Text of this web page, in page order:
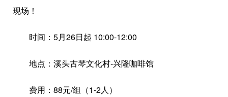
现场！
时间：5月26日起 10:00-12:00
地点：溪头古琴文化村-兴隆咖啡馆
费用：88元/组（1-2人）